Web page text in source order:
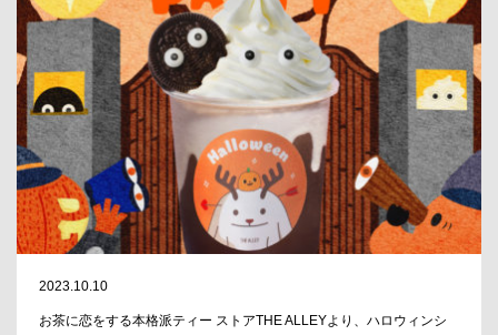
2023.10.10
お茶に恋をする本格派ティー ストアTHE ALLEYより、ハロウィンシ